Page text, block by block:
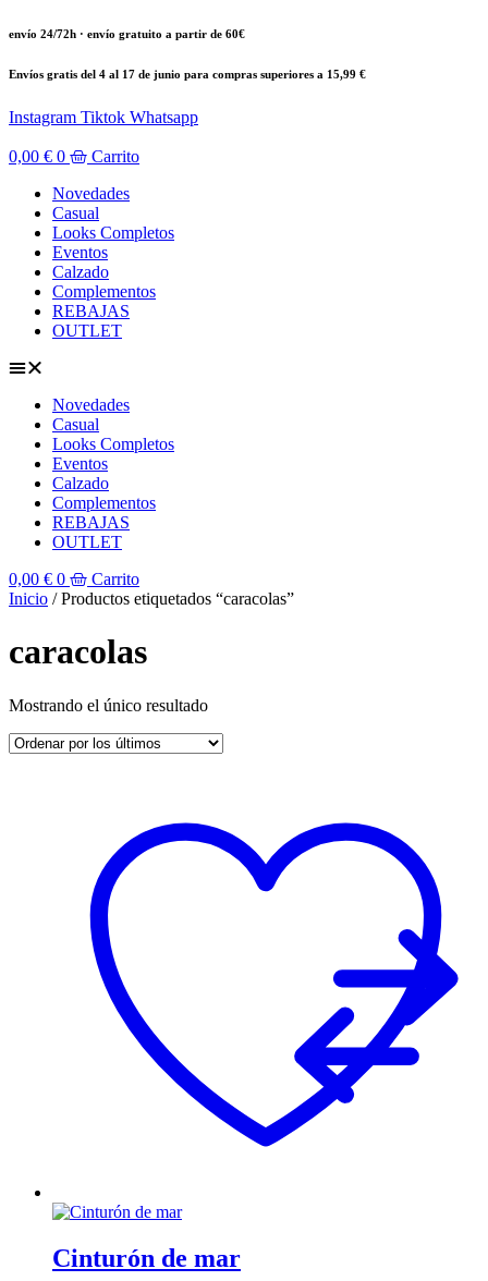
Ir
contenido
envío 24/72h · envío gratuito a partir de 60€
Envíos gratis del 4 al 17 de junio para compras superiores a 15,99 €
Instagram Tiktok Whatsapp
0,00 € 0
Carrito
Novedades
Casual
Looks Completos
Eventos
Calzado
Complementos
REBAJAS
OUTLET
Novedades
Casual
Looks Completos
Eventos
Calzado
Complementos
REBAJAS
OUTLET
0,00 € 0
Carrito
Inicio / Productos etiquetados “caracolas”
caracolas
Mostrando el único resultado
Cinturón de mar